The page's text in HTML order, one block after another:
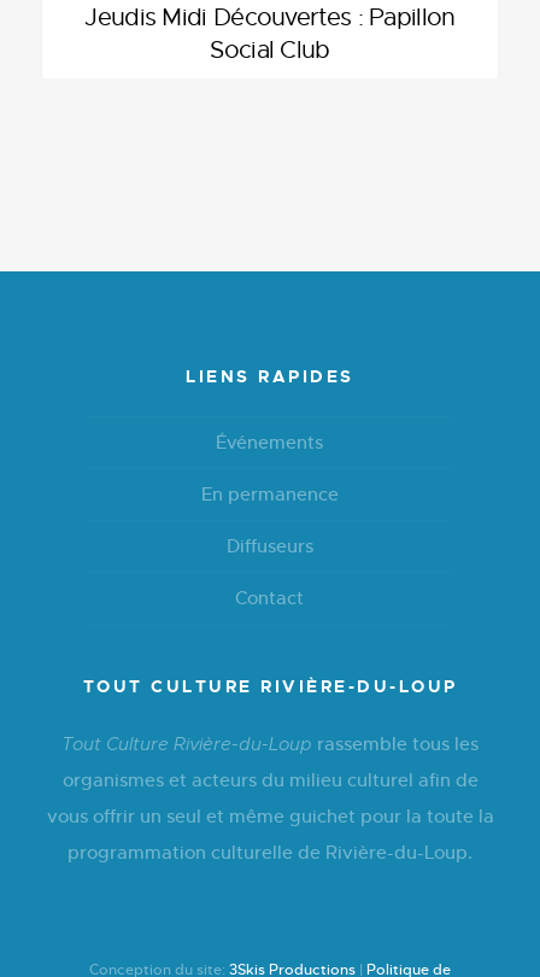
Jeudis Midi Découvertes : Papillon
Social Club
LIENS RAPIDES
Événements
En permanence
Diffuseurs
Contact
TOUT CULTURE RIVIÈRE-DU-LOUP
Tout Culture Rivière-du-Loup rassemble tous les
organismes et acteurs du milieu culturel afin de
vous offrir un seul et même guichet pour la toute la
programmation culturelle de Rivière-du-Loup.
Conception du site: 3Skis Productions | Politique de